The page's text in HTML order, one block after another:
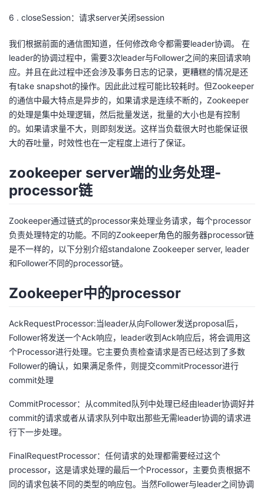
6 . closeSession：请求server关闭session
我们根据前面的通信图知道，任何修改命令都需要leader协调。 在
leader的协调过程中，需要3次leader与Follower之间的来回请求响
应。并且在此过程中还会涉及事务日志的记录，更糟糕的情况是还
有take snapshot的操作。因此此过程可能比较耗时。但Zookeeper
的通信中最大特点是异步的，如果请求是连续不断的，Zookeeper
的处理是集中处理逻辑，然后批量发送，批量的大小也是有控制
的。如果请求量不大，则即刻发送。这样当负载很大时也能保证很
大的吞吐量，时效性也在一定程度上进行了保证。
zookeeper server端的业务处理-
processor链
Zookeeper通过链式的processor来处理业务请求，每个processor
负责处理特定的功能。不同的Zookeeper角色的服务器processor链
是不一样的，以下分别介绍standalone Zookeeper server, leader
和Follower不同的processor链。
Zookeeper中的processor
AckRequestProcessor:当leader从向Follower发送proposal后，
Follower将发送一个Ack响应，leader收到Ack响应后，将会调用这
个Processor进行处理。它主要负责检查请求是否已经达到了多数
Follower的确认，如果满足条件，则提交commitProcessor进行
commit处理
CommitProcessor：从commited队列中处理已经由leader协调好并
commit的请求或者从请求队列中取出那些无需leader协调的请求进
行下一步处理。
FinalRequestProcessor：任何请求的处理都需要经过这个
processor，这是请求处理的最后一个Processor，主要负责根据不
同的请求包装不同的类型的响应包。当然Follower与leader之间协调